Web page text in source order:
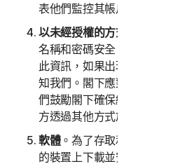
表他們監控其帳戶。您將代
以未經授權的方式存取您的
名稱和密碼安全，閣下應負
此資訊，如果出現任何未經
知我們。閣下應對閣下帳戶
們鼓勵閣下確保線上安全性
方透過其他方式於線上存取
軟體。為了存取和使用某些
的裝置上下載並安裝某些軟